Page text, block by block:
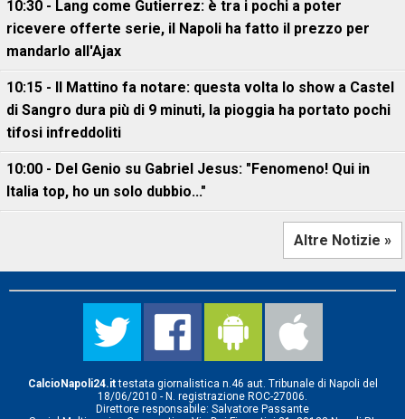
10:30 - Lang come Gutierrez: è tra i pochi a poter
ricevere offerte serie, il Napoli ha fatto il prezzo per
mandarlo all'Ajax
10:15 - Il Mattino fa notare: questa volta lo show a Castel
di Sangro dura più di 9 minuti, la pioggia ha portato pochi
tifosi infreddoliti
10:00 - Del Genio su Gabriel Jesus: "Fenomeno! Qui in
Italia top, ho un solo dubbio..."
Altre Notizie »
CalcioNapoli24.ittestata giornalistica n.46 aut. Tribunale di Napoli del
18/06/2010 - N. registrazione ROC-27006.
Direttore responsabile: Salvatore Passante